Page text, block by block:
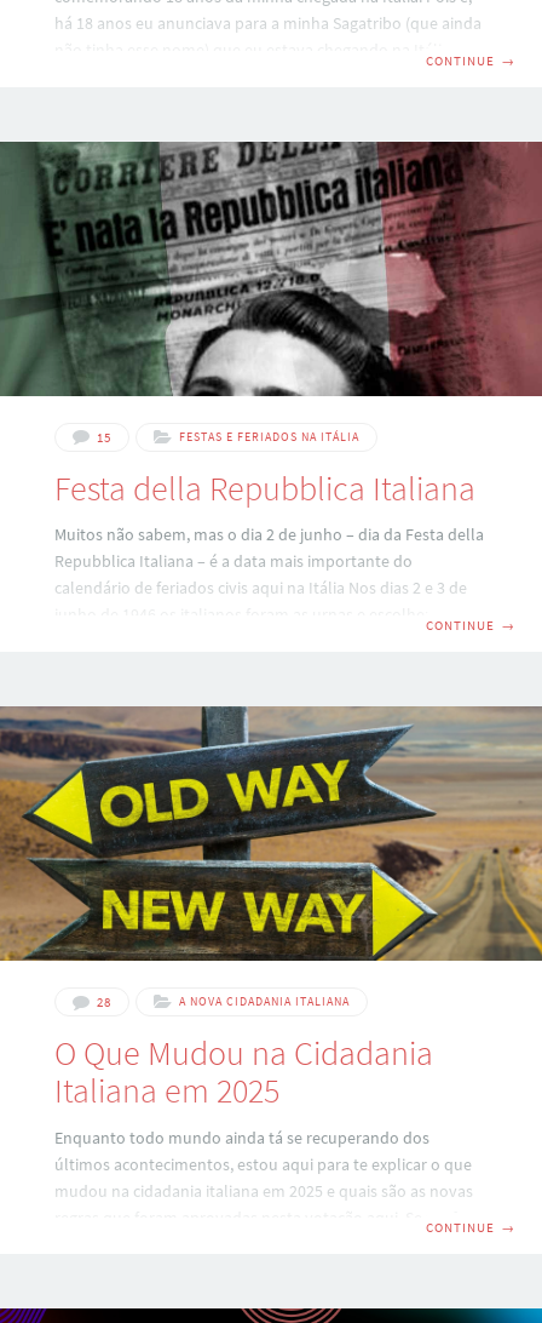
há 18 anos eu anunciava para a minha Sagatribo (que ainda
dezoito anos… Dezoito anos que eu sai do Brasil e caí nessa
mansão aqui: Pois é, recentemente eu encontrei as fotos da
CONTINUE →
15 FESTAS E FERIADOS NA ITÁLIA
Festa della Repubblica Italiana
Muitos não sabem, mas o dia 2 de junho – dia da Festa della
Repubblica Italiana – é a data mais importante do
calendário de feriados civis aqui na Itália Nos dias 2 e 3 de
podemos observar claramente que a posição do sul da
Italia era favorável à
CONTINUE →
28 A NOVA CIDADANIA ITALIANA
O Que Mudou na Cidadania
Italiana em 2025
Enquanto todo mundo ainda tá se recuperando dos
últimos acontecimentos, estou aqui para te explicar o que
mudou na cidadania italiana em 2025 e quais são as novas
CONTINUE →